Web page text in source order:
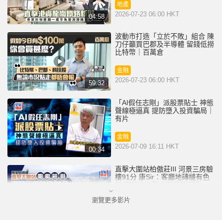
04:58
地產
2026-07-23 06:00 HKT
59:32
波動市打造「立於不敗」組合 陳
刀仔籲買巴郡及半導體 留錢低撈
比特幣｜百萬倉
金融
2026-07-23 06:00 HKT
00:34
「AI假任志剛」派股票貼士 神態
聲線極逼真 提防墮入投資騙局｜
有片
金融
2026-07-09 16:11 HKT
直擊大圍站柏傲莊III 河景三房驗
樓91分 康Sir：客廳地磚縫有色
地產
瀏覽更多影片